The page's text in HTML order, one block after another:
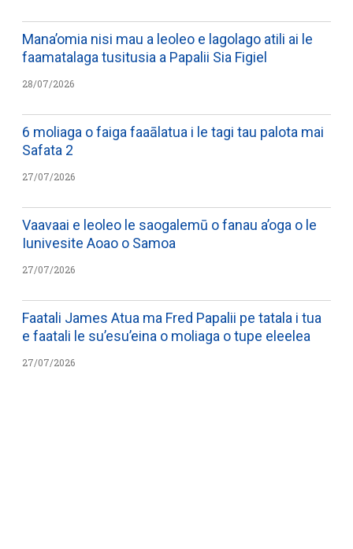
Mana’omia nisi mau a leoleo e lagolago atili ai le
faamatalaga tusitusia a Papalii Sia Figiel
28/07/2026
6 moliaga o faiga faaālatua i le tagi tau palota mai
Safata 2
27/07/2026
Vaavaai e leoleo le saogalemū o fanau a’oga o le
Iunivesite Aoao o Samoa
27/07/2026
Faatali James Atua ma Fred Papalii pe tatala i tua
e faatali le su’esu’eina o moliaga o tupe eleelea
27/07/2026